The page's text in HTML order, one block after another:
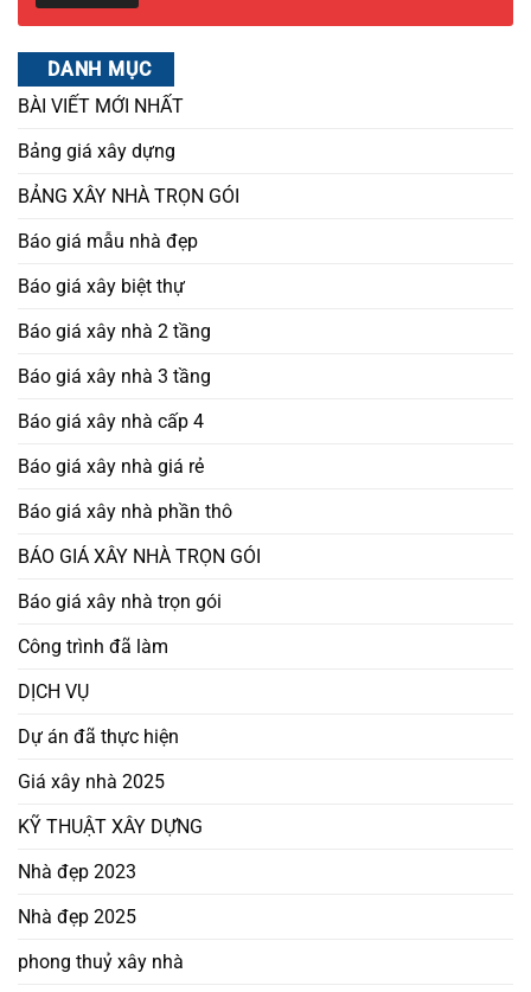
DANH MỤC
BÀI VIẾT MỚI NHẤT
Bảng giá xây dựng
BẢNG XÂY NHÀ TRỌN GÓI
Báo giá mẫu nhà đẹp
Báo giá xây biệt thự
Báo giá xây nhà 2 tầng
Báo giá xây nhà 3 tầng
Báo giá xây nhà cấp 4
Báo giá xây nhà giá rẻ
Báo giá xây nhà phần thô
BÁO GIÁ XÂY NHÀ TRỌN GÓI
Báo giá xây nhà trọn gói
Công trình đã làm
DỊCH VỤ
Dự án đã thực hiện
Giá xây nhà 2025
KỸ THUẬT XÂY DỰNG
Nhà đẹp 2023
Nhà đẹp 2025
phong thuỷ xây nhà